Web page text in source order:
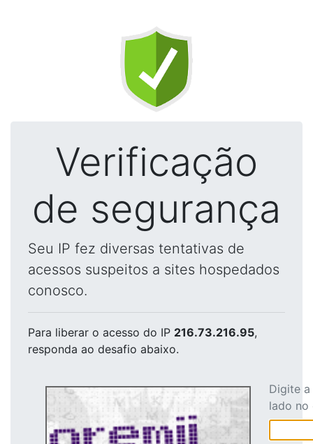
Verificação
de segurança
Seu IP fez diversas tentativas de
acessos suspeitos a sites hospedados
conosco.
Para liberar o acesso do IP 216.73.216.95,
responda ao desafio abaixo.
Digite
lado no